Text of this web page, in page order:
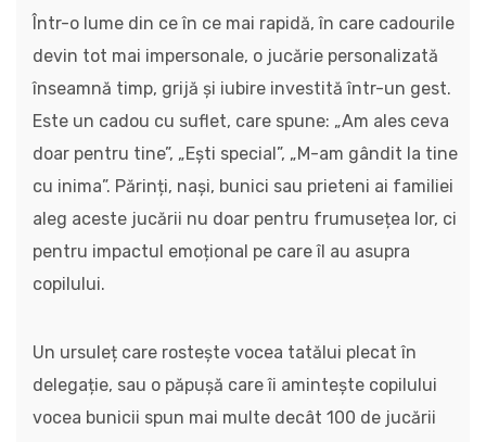
Într-o lume din ce în ce mai rapidă, în care cadourile
devin tot mai impersonale, o jucărie personalizată
înseamnă timp, grijă și iubire investită într-un gest.
Este un cadou cu suflet, care spune: „Am ales ceva
doar pentru tine”, „Ești special”, „M-am gândit la tine
cu inima”. Părinți, nași, bunici sau prieteni ai familiei
aleg aceste jucării nu doar pentru frumusețea lor, ci
pentru impactul emoțional pe care îl au asupra
copilului.
Un ursuleț care rostește vocea tatălui plecat în
delegație, sau o păpușă care îi amintește copilului
vocea bunicii spun mai multe decât 100 de jucării